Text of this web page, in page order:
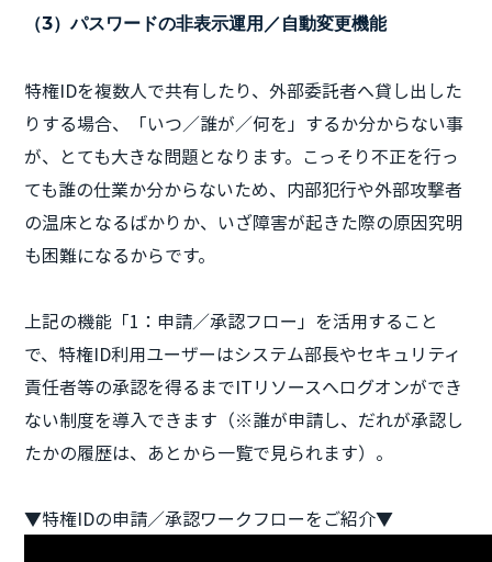
（3）パスワードの非表示運用／自動変更機能
特権IDを複数人で共有したり、外部委託者へ貸し出した
りする場合、「いつ／誰が／何を」するか分からない事
が、とても大きな問題となります。こっそり不正を行っ
ても誰の仕業か分からないため、内部犯行や外部攻撃者
の温床となるばかりか、いざ障害が起きた際の原因究明
も困難になるからです。
上記の機能「1：申請／承認フロー」を活用すること
で、特権ID利用ユーザーはシステム部長やセキュリティ
責任者等の承認を得るまでITリソースへログオンができ
ない制度を導入できます（※誰が申請し、だれが承認し
たかの履歴は、あとから一覧で見られます）。
▼特権IDの申請／承認ワークフローをご紹介▼